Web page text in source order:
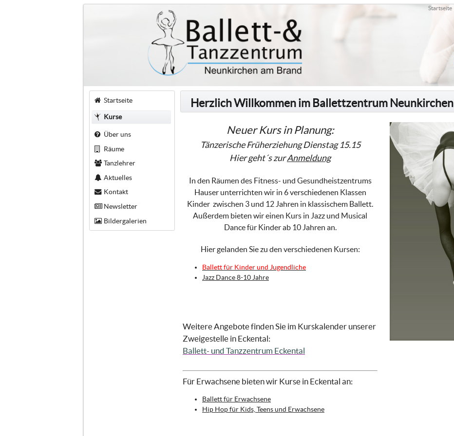
Startseite
Startseite
Kurse
Über uns
Räume
Tanzlehrer
Aktuelles
Kontakt
Newsletter
Bildergalerien
Herzlich Willkommen im Ballettzentrum Neunkirchen
Neuer Kurs in Planung:
Tänzerische Früherziehung Dienstag 15.15
Hier geht´s zurAnmeldung
In den Räumen des Fitness- und Gesundheistzentrums
Hauser unterrichten wir in 6 verschiedenen Klassen
Kinder zwischen 3 und 12 Jahren in klassischem Ballett.
Außerdem bieten wir einen Kurs in Jazz und Musical
Dance für Kinder ab 10 Jahren an.
Hier gelanden Sie zu den verschiedenen Kursen:
Ballett für Kinder und Jugendliche
Jazz Dance 8-10 Jahre
Weitere Angebote finden Sie im Kurskalender unserer
Zweigestelle in Eckental:
Ballett- und Tanzzentrum Eckental
Für Erwachsene bieten wir Kurse in Eckental an:
Ballett für Erwachsene
Hip Hop für Kids, Teens und Erwachsene